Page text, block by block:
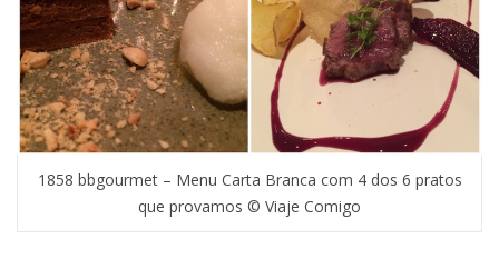
1858 bbgourmet – Menu Carta Branca com 4 dos 6 pratos
que provamos © Viaje Comigo